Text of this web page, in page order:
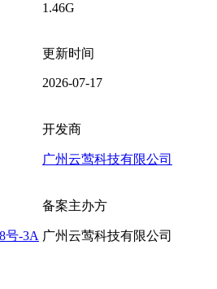
1.46G
更新时间
2026-07-17
开发商
广州云莺科技有限公司
号-3A
备案主办方
广州云莺科技有限公司